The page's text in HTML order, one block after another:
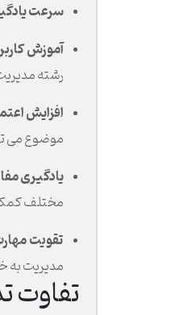
سرعت
آموزش
رشته
افزایش
موضوع می
یادگیری
مختلف
تقویت
مدیریت به
تفاوت